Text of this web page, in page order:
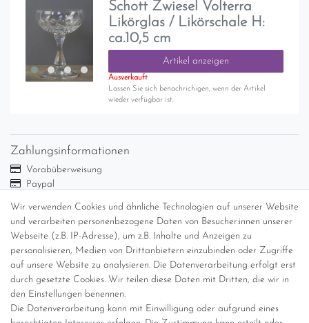
Schott Zwiesel Volterra
Likörglas / Likörschale H:
ca.10,5 cm
Artikel anzeigen
Ausverkauft
Lassen Sie sich benachrichigen, wenn der Artikel
wieder verfügbar ist.
Wir verwenden Cookies und ähnliche Technologien auf unserer Website
und verarbeiten personenbezogene Daten von Besucher:innen unserer
Webseite (z.B. IP-Adresse), um z.B. Inhalte und Anzeigen zu
personalisieren, Medien von Drittanbietern einzubinden oder Zugriffe
auf unsere Website zu analysieren. Die Datenverarbeitung erfolgt erst
durch gesetzte Cookies. Wir teilen diese Daten mit Dritten, die wir in
den Einstellungen benennen.
Die Datenverarbeitung kann mit Einwilligung oder aufgrund eines
Zahlungsinformationen
Vorabüberweisung
Paypal
Versandinformationen
Versand per GLS (6,90 Euro) oder DHL (8,49 Euro ) inkl. MwSt.
(innerhalb Deutschlands)
kostenfreie Lieferung ab 150 Euro Warenwert (innerhalb
Deutschlands)